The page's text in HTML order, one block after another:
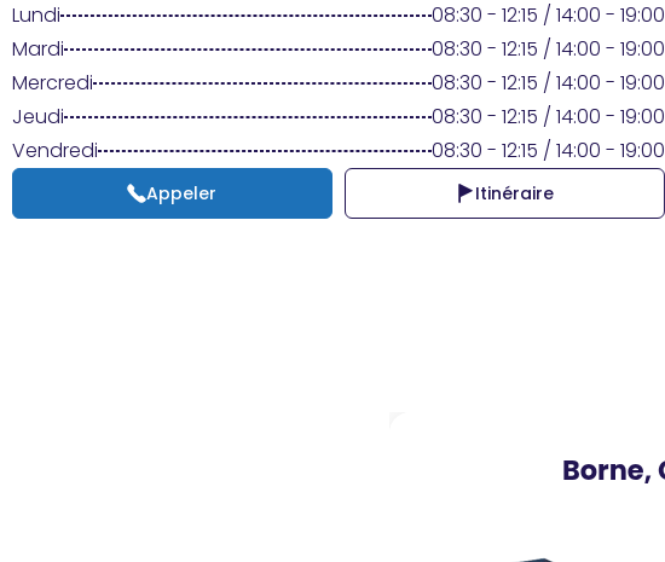
Lundi
08:30 - 12:15 / 14:00 - 19:00
Mardi
08:30 - 12:15 / 14:00 - 19:00
Mercredi
08:30 - 12:15 / 14:00 - 19:00
Jeudi
08:30 - 12:15 / 14:00 - 19:00
Vendredi
08:30 - 12:15 / 14:00 - 19:00
Appeler Itinéraire